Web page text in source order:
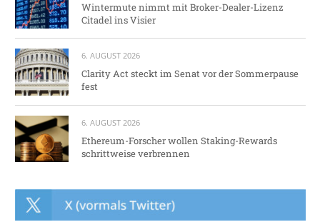
Wintermute nimmt mit Broker-Dealer-Lizenz
Citadel ins Visier
6. AUGUST 2026
Clarity Act steckt im Senat vor der Sommerpause
fest
6. AUGUST 2026
Ethereum-Forscher wollen Staking-Rewards
schrittweise verbrennen